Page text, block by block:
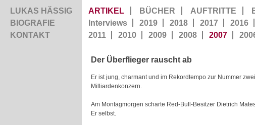
LUKAS HÄSSIG
BIOGRAFIE
KONTAKT
ARTIKEL BÜCHER AUFTRITTE
Interviews
2019 2018 2017 2016
2011
2010 2009 2008 2007
Der Überflieger rauscht ab
Er ist jung, charmant und im Rekordtempo zur Nummer
Milliardenkonzern.
Am Montagmorgen scharte Red-Bull-Besitzer Dietrich
Er selbst.